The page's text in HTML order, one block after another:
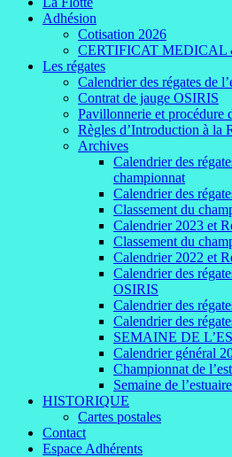
Adhésion
Cotisation 2026
CERTIFICAT
Les régates
Calendrier des régates de
Contrat de jauge OSIRIS
Pavillonnerie et procédure
Règles d’Introduction à la
Archives
Calendrier des
championnat
Calendrier des
Classement du
Calendrier 2023 et
Classement du
Calendrier 2022 et
Calendrier des
OSIRIS
Calendrier des
Calendrier des
SEMAINE DE
Calendrier général
Championnat de
Semaine de
HISTORIQUE
Cartes postales
Contact
Espace Adhérents